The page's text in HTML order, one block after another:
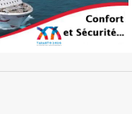
2025-2026